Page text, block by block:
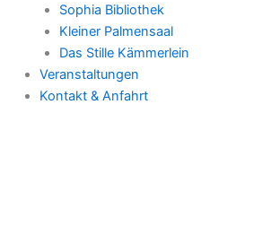
Sophia Bibliothek
Kleiner Palmensaal
Das Stille Kämmerlein
Veranstaltungen
Kontakt & Anfahrt